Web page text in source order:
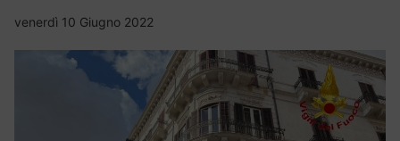
venerdì 10 Giugno 2022